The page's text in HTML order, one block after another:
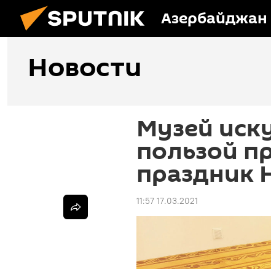
Азербайджан
Новости
Музей
пользой
праздник
11:57 17.03.2021